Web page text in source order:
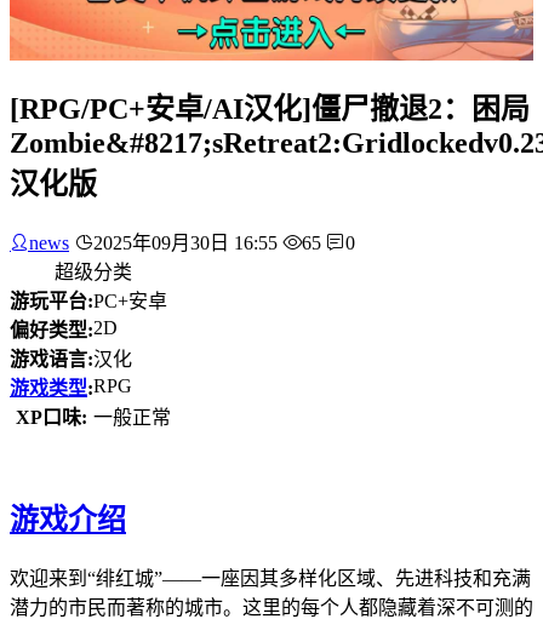
[RPG/PC+安卓/AI汉化]僵尸撤退2：困局
汉化版
news 2025年09月30日 16:55 65
0
超级分类
游玩平台:PC+安卓
偏好类型:2D
游戏语言:汉化
游戏类型:RPG
XP口味: 一般正常
游戏介绍
欢迎来到“绯红城”——一座因其多样化区域、先进科技和充满
潜力的市民而著称的城市。这里的每个人都隐藏着深不可测的